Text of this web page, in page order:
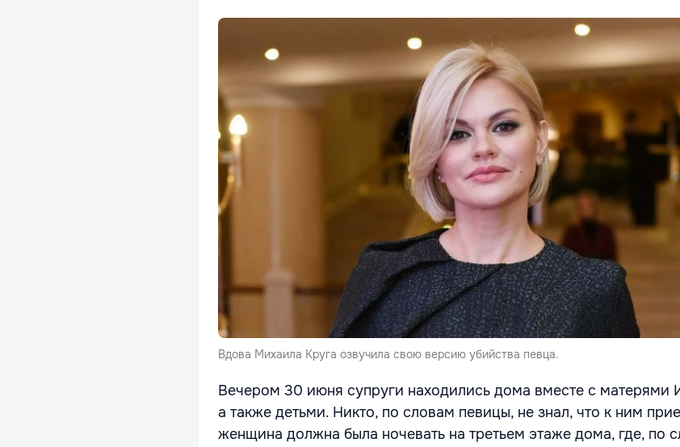
Вдова Михаила Круга озвучила свою версию убийства певца.
Вечером 30 июня супруги находились дома вместе с матерями
а также детьми. Никто, по словам певицы, не знал, что к ним
женщина должна была ночевать на третьем этаже дома, где, по